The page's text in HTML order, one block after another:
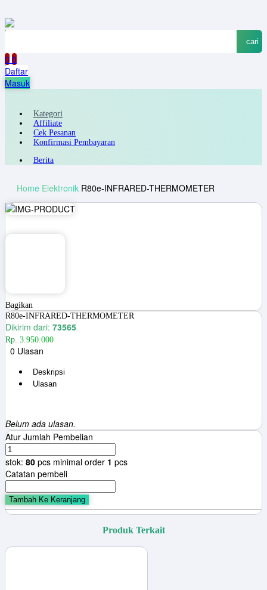
cari
0 0
Daftar
Masuk
Kategori
Affiliate
Cek Pesanan
Konfirmasi Pembayaran
Berita
Home Elektronik R80e-INFRARED-THERMOMETER
Bagikan
R80e-INFRARED-THERMOMETER
Dikirim dari: 73565
Rp. 3.950.000
0 Ulasan
Deskripsi
Ulasan
Belum ada ulasan.
Atur Jumlah Pembelian
stok: 80 pcs minimal order 1 pcs
Catatan pembeli
Tambah Ke Keranjang
Produk Terkait